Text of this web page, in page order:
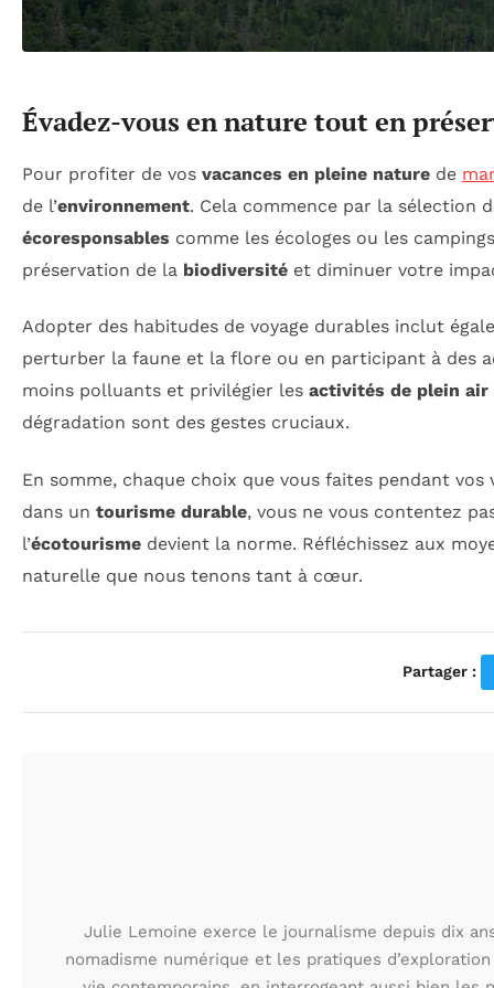
Évadez-vous en nature tout en
Pour profiter de vos vacances en pleine nature de
de l’environnement. Cela commence par la sélection
écoresponsables comme les écologes ou les
préservation de la biodiversité et diminuer votre
Adopter des habitudes de voyage durables inclut
perturber la faune et la flore ou en participant à des
moins polluants et privilégier les activités de plein air
dégradation sont des gestes cruciaux.
En somme, chaque choix que vous faites pendant
dans un tourisme durable, vous ne vous contentez
l’écotourisme devient la norme. Réfléchissez aux
naturelle que nous tenons tant à cœur.
Partager :
Julie Lemoine exerce le journalisme depuis dix
nomadisme numérique et les pratiques